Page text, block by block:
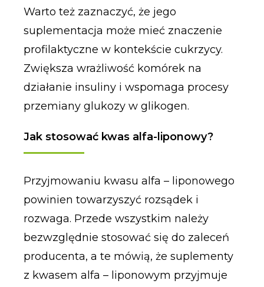
Warto też zaznaczyć, że jego
suplementacja może mieć znaczenie
profilaktyczne w kontekście cukrzycy.
Zwiększa wrażliwość komórek na
działanie insuliny i wspomaga procesy
przemiany glukozy w glikogen.
Jak stosować kwas alfa-liponowy?
Przyjmowaniu kwasu alfa – liponowego
powinien towarzyszyć rozsądek i
rozwaga. Przede wszystkim należy
bezwzględnie stosować się do zaleceń
producenta, a te mówią, że suplementy
z kwasem alfa – liponowym przyjmuje